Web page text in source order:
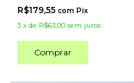
R$179,55 com Pix
3 x de R$63,00 sem juros
Comprar